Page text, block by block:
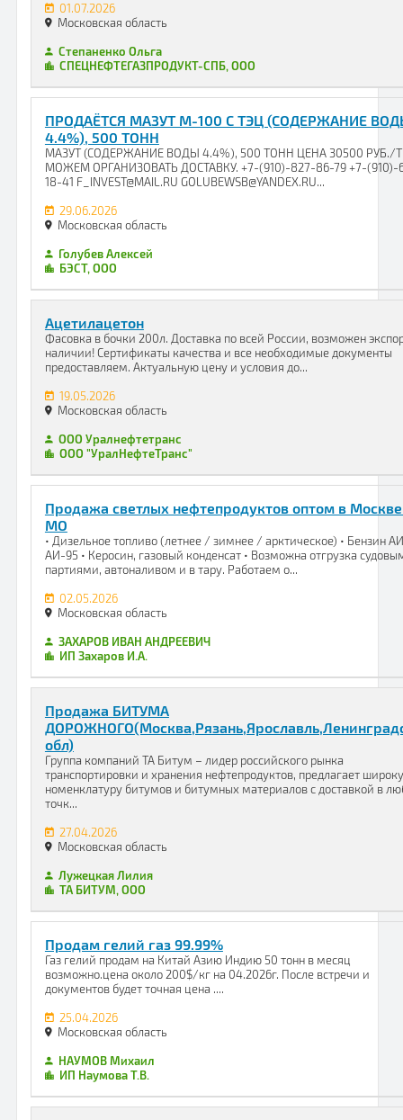
01.07.2026
Московская область
Степаненко Ольга
СПЕЦНЕФТЕГАЗПРОДУКТ-СПБ, ООО
ПРОДАЁТСЯ МАЗУТ М-100 С ТЭЦ (СОДЕРЖАНИЕ
4.4%), 500 ТОНН
МАЗУТ (СОДЕРЖАНИЕ ВОДЫ 4.4%), 500 ТОНН ЦЕНА 30500 РУБ./
МОЖЕМ ОРГАНИЗОВАТЬ ДОСТАВКУ. +7-(910)-827-86-79 +7-(910)-
18-41 F_INVEST@MAIL.RU GOLUBEWSB@YANDEX.RU...
29.06.2026
Московская область
Голубев Алексей
БЭСТ, ООО
Ацетилацетон
Фасовка в бочки 200л. Доставка по всей России, возможен
наличии! Сертификаты качества и все необходимые документы
предоставляем. Актуальную цену и условия до...
19.05.2026
Московская область
ООО Уралнефтетранс
ООО "УралНефтеТранс"
Продажа светлых нефтепродуктов оптом в
МО
• Дизельное топливо (летнее / зимнее / арктическое) • Бензин
АИ-95 • Керосин, газовый конденсат • Возможна отгрузка
партиями, автоналивом и в тару. Работаем о...
02.05.2026
Московская область
ЗАХАРОВ ИВАН АНДРЕЕВИЧ
ИП Захаров И.А.
Продажа БИТУМА
обл)
Группа компаний ТА Битум – лидер российского рынка
транспортировки и хранения нефтепродуктов, предлагает
номенклатуру битумов и битумных материалов с доставкой в
точк...
27.04.2026
Московская область
Лужецкая Лилия
ТА БИТУМ, ООО
Продам гелий газ 99.99%
Газ гелий продам на Китай Азию Индию 50 тонн в месяц
возможно.цена около 200$/кг на 04.2026г. После встречи и
документов будет точная цена ....
25.04.2026
Московская область
НАУМОВ Михаил
ИП Наумова Т.В.